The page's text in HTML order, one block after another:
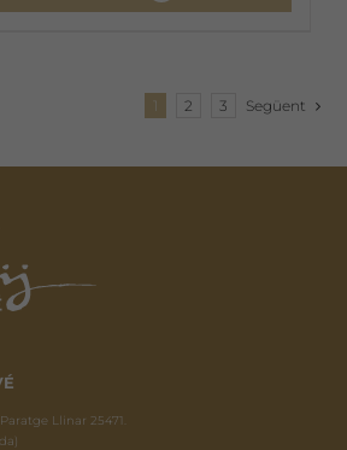
1 2 3 Següent
Llinar 25471.